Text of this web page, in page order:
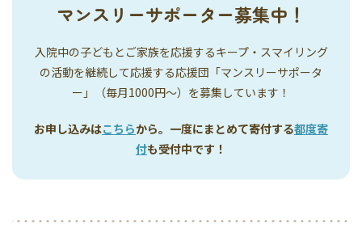
マンスリーサポーター募集中！
入院中の子どもとご家族を応援するキープ・スマイリング
の活動を継続して応援する応援団「マンスリーサポータ
ー」（毎月1000円〜）を募集しています！
お申し込みはこちらから。一度にまとめて寄付する都度寄
付も受付中です！